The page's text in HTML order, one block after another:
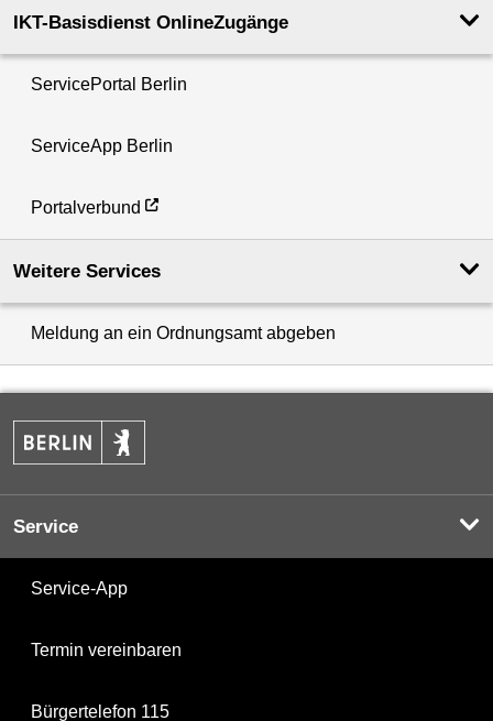
IKT-Basisdienst OnlineZugänge
ServicePortal Berlin
ServiceApp Berlin
Portalverbund
Weitere Services
Meldung an ein Ordnungsamt abgeben
Service
Service-App
Termin vereinbaren
Bürgertelefon 115